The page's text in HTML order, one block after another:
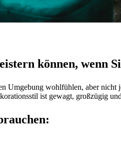
können, wenn
Umgebung wohlfühlen, aber nicht
ist gewagt, großzügig